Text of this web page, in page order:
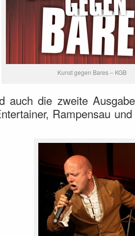
Kunst gegen Bares – KGB
auch die zweite
Rampensau